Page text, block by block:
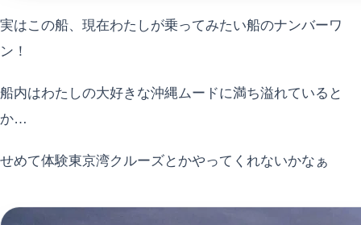
実はこの船、現在わたしが乗ってみたい船のナンバーワ
ン！
船内はわたしの大好きな沖縄ムードに満ち溢れていると
か…
せめて体験東京湾クルーズとかやってくれないかなぁ